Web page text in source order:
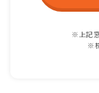
※上記窓
※